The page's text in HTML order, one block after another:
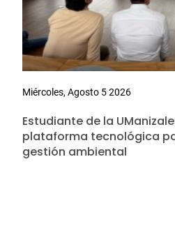
Miércoles, Agosto 5 2026
Estudiante de la
plataforma tecnológica
gestión ambiental